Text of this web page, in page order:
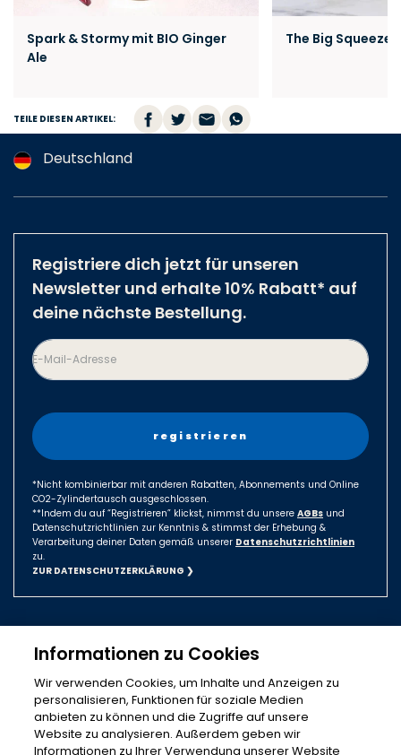
Spark & Stormy mit BIO Ginger
Ale
The Big Squeeze
TEILE DIESEN ARTIKEL:
Deutschland
Argentina
Brazil
Belgium
Czech Republic
Finland
Hungary
Israel
Italy
New Zealand
Norway
Poland
Registriere dich jetzt für unseren
Newsletter und erhalte 10% Rabatt* auf
deine nächste Bestellung.
E-Mail-Adresse
*Nicht kombinierbar mit anderen Rabatten, Abonnements und Online
CO2-Zylindertausch ausgeschlossen.
**Indem du auf “Registrieren” klickst, nimmst du unsere AGBs und
Datenschutzrichtlinien zur Kenntnis & stimmst der Erhebung &
Verarbeitung deiner Daten gemäß unserer Datenschutzrichtlinien
zu.
ZUR DATENSCHUTZERKLÄRUNG ❯
© 2026 Sodastream Inc.
All rights reserved. Sodastream GmbH Solmsstraße 4,
60486 Frankfurt | Service- Hotline: 0800 1 831066
Informationen zu Cookies
Wir verwenden Cookies, um Inhalte und Anzeigen zu
personalisieren, Funktionen für soziale Medien
anbieten zu können und die Zugriffe auf unsere
Website zu analysieren. Außerdem geben wir
Informationen zu Ihrer Verwendung unserer Website